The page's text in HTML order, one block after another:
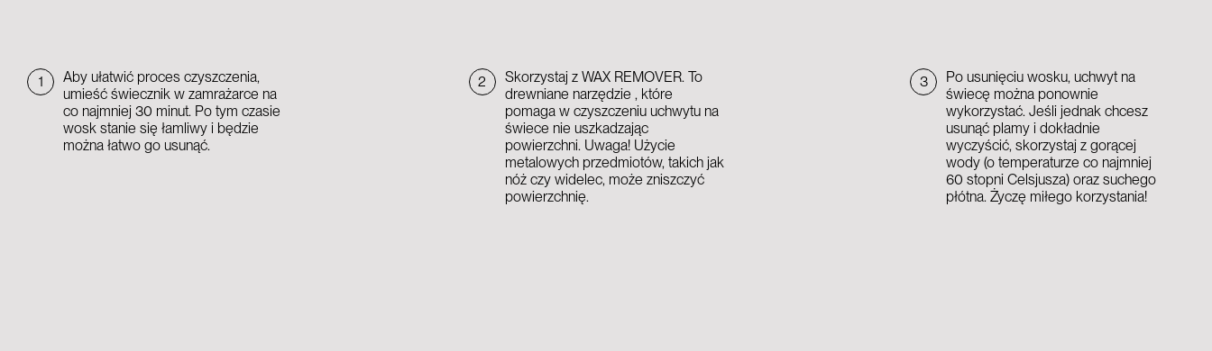
1
Aby ułatwić proces czyszczenia,
umieść świecznik w zamrażarce na
co najmniej 30 minut. Po tym czasie
wosk stanie się łamliwy i będzie
można łatwo go usunąć.
2
Skorzystaj z WAX REMOVER. To
drewniane narzędzie , które
pomaga w czyszczeniu uchwytu na
świece nie uszkadzając
powierzchni. Uwaga! Użycie
metalowych przedmiotów, takich jak
nóż czy widelec, może zniszczyć
powierzchnię.
3
Po usunięciu wosku, uchwyt na
świecę można ponownie
wykorzystać. Jeśli jednak chcesz
usunąć plamy i dokładnie
wyczyścić, skorzystaj z gorącej
wody (o temperaturze co najmniej
60 stopni Celsjusza) oraz suchego
płótna. Życzę miłego korzystania!